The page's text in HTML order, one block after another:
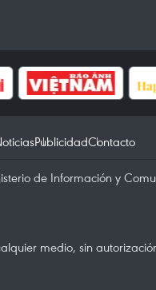
PublicidadContacto
de Información y
medio, sin